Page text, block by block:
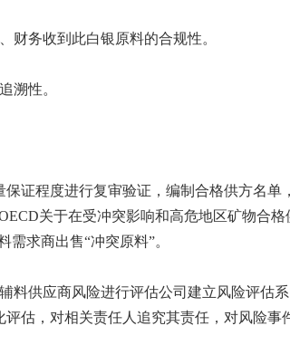
务收到此白银原料的合规性。
溯性。
证程度进行复审验证，编制合格供方名单
关于在受冲突影响和高危地区矿物合格
求商出售“冲突原料”。
供应商风险进行评估公司建立风险评估系
估，对相关责任人追究其责任，对风险事